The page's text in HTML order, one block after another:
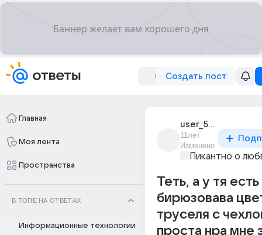
Создать пост
Главная
Моя лента
Пространства
В ТОПЕ НА ОТВЕТАХ
Информационные технологии
user_5285595
11лет
Изменено
Пикантно о
Теть, а у тя есть
бирюзовава
труселя с
проста нра мне